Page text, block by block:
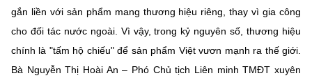
Địa chỉ: Ban Biên tập Cổng TTĐT - 18 Nguyễn Du, TP. Hà Nội
stc@mst.gov.vn
©2026 Bản quyền thuộc Bộ Khoa Học và Công Nghệ
(Ghi rõ nguồn "https://mst.gov.vn" khi phát hành lại thông tin từ
gắn liền với sản phẩm mang thương hiệu riêng, thay vì gia công
cho đối tác nước ngoài. Vì vậy, trong kỷ nguyên số, thương hiệu
chính là "tấm hộ chiếu" để sản phẩm Việt vươn mạnh ra thế giới.
Bà Nguyễn Thị Hoài An – Phó Chủ tịch Liên minh TMĐT xuyên